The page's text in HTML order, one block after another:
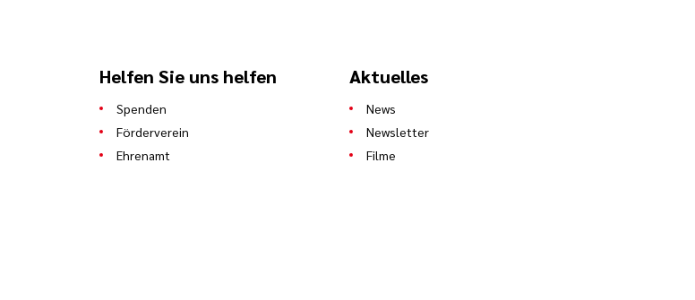
Helfen Sie uns helfen
Spenden
Förderverein
Ehrenamt
Aktuelles
News
Newsletter
Filme